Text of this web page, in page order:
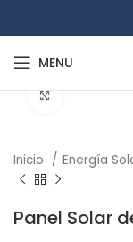
MENU
Click to
Inicio Energía
Panel Solar